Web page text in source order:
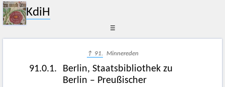
KdiH
☰
↑ 91. Minnereden
91.0.1.
Berlin, Staatsbibliothek zu
Berlin – Preußischer